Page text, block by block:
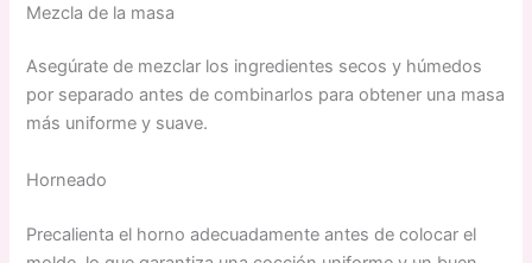
Mezcla de la masa
Asegúrate de mezclar los ingredientes secos y húmedos
por separado antes de combinarlos para obtener una masa
más uniforme y suave.
Horneado
Precalienta el horno adecuadamente antes de colocar el